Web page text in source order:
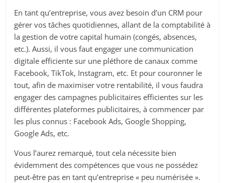
En tant qu’entreprise, vous avez besoin d’un CRM pour
gérer vos tâches quotidiennes, allant de la comptabilité à
la gestion de votre capital humain (congés, absences,
etc.). Aussi, il vous faut engager une communication
digitale efficiente sur une pléthore de canaux comme
Facebook, TikTok, Instagram, etc. Et pour couronner le
tout, afin de maximiser votre rentabilité, il vous faudra
engager des campagnes publicitaires efficientes sur les
différentes plateformes publicitaires, à commencer par
les plus connus : Facebook Ads, Google Shopping,
Google Ads, etc.
Vous l’aurez remarqué, tout cela nécessite bien
évidemment des compétences que vous ne possédez
peut-être pas en tant qu’entreprise « peu numérisée ».